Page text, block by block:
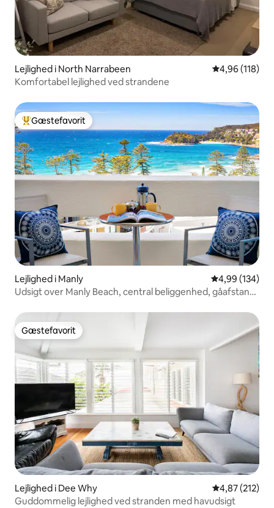
Lejlighed i North Narrabeen 4,96 ud af 5 i
4,96 (118)
Komfortabel lejlighed ved strandene
Bedste gæstefavorit
Gæstefavorit
Lejlighed i Manly 4,99 ud af 5 i
4,99 (134)
Udsigt over Manly Beach, central beliggenhed, gåafstand
Gæstefavorit
Gæstefavorit
Lejlighed i Dee Why 4,87 ud af 5 i
4,87 (212)
Guddommelig lejlighed ved stranden med havudsigt